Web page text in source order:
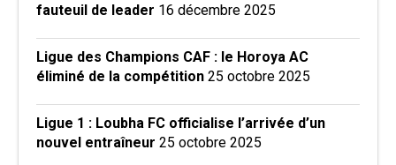
fauteuil de leader 16 décembre 2025
Ligue des Champions CAF : le Horoya AC
éliminé de la compétition 25 octobre 2025
Ligue 1 : Loubha FC officialise l’arrivée d’un
nouvel entraîneur 25 octobre 2025